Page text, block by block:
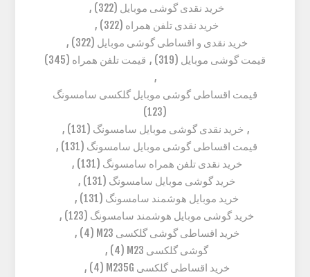
خرید نقدی گوشی موبایل (322)
,
خرید نقدی تلفن همراه (322)
,
خرید نقدی و اقساطی گوشی موبایل (322)
,
قیمت گوشی موبایل (319)
, قیمت تلفن همراه (345)
,
قیمت اقساطی گوشی موبایل گلکسی سامسونگ
(123)
, خرید نقدی گوشی موبایل سامسونگ (131)
,
قیمت اقساطی گوشی موبایل سامسونگ (131)
,
خرید نقدی تلفن همراه سامسونگ (131)
,
خرید گوشی موبایل سامسونگ (131)
,
خرید موبایل هوشمند سامسونگ (131)
,
خرید گوشی موبایل هوشمند سامسونگ (123)
,
خرید اقساطی گوشی گلکسی M23
(4)
,
گوشی گلکسی M23
(4)
,
خرید اقساطی گلکسی M235G
(4)
,